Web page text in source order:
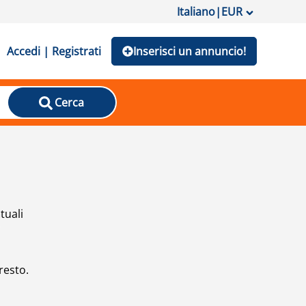
Italiano|EUR
Accedi | Registrati Inserisci un annuncio!
Cerca